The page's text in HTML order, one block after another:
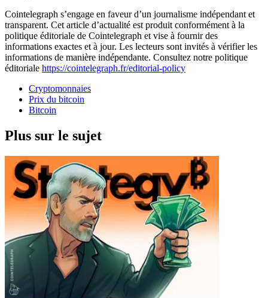
Cointelegraph s’engage en faveur d’un journalisme indépendant et
transparent. Cet article d’actualité est produit conformément à la
politique éditoriale de Cointelegraph et vise à fournir des
informations exactes et à jour. Les lecteurs sont invités à vérifier les
informations de manière indépendante. Consultez notre politique
éditoriale https://cointelegraph.fr/editorial-policy
Cryptomonnaies
Prix du bitcoin
Bitcoin
Plus sur le sujet